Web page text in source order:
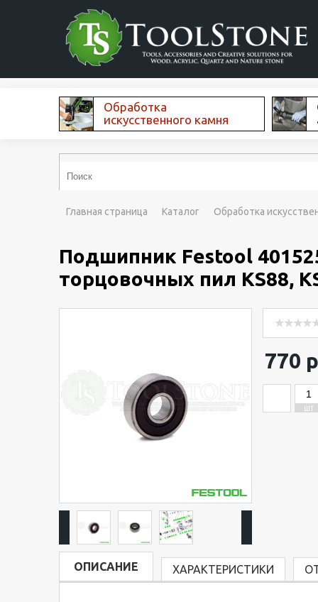
Обработка
искусственного камня
Главная страница Каталог Обработка
Подшипник Festool
торцовочных пил KS88,
770
ШТ
ОПИСАНИЕ ХАРАКТЕРИСТИКИ